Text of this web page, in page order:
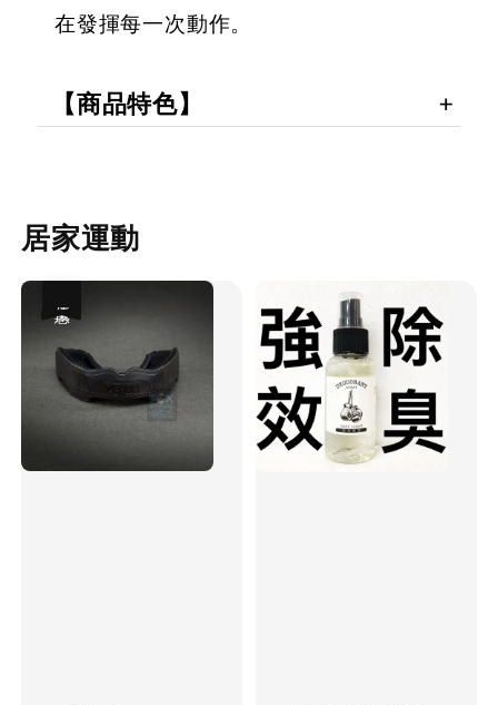
在發揮每一次動作。
【商品特色】
居家運動